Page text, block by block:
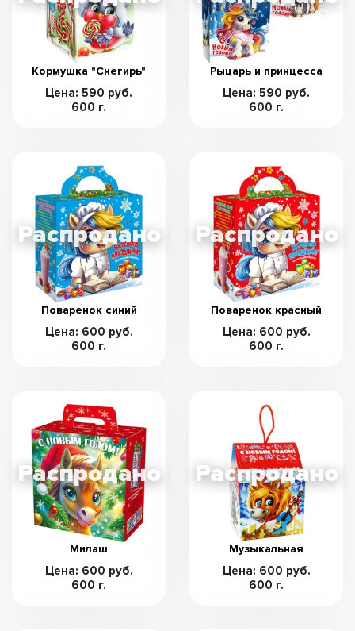
Кормушка "Снегирь"
Цена: 590 руб.
600 г.
Рыцарь и принцесса
Цена: 590 руб.
600 г.
Поваренок синий
Цена: 600 руб.
600 г.
Поваренок красный
Цена: 600 руб.
600 г.
Милаш
Цена: 600 руб.
600 г.
Музыкальная
Цена: 600 руб.
600 г.